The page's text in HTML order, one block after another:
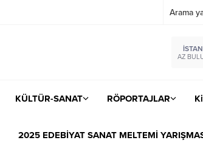
AZ
KÜLTÜR-SANAT RÖPORTAJLAR
2025 EDEBİYAT SANAT MELTEMİ